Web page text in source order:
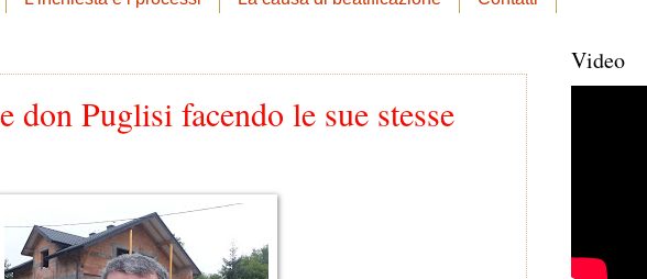
don Puglisi facendo le sue stesse
Video